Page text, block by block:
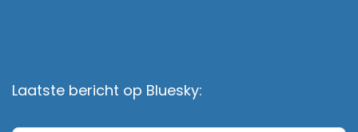
Laatste bericht op Bluesky: